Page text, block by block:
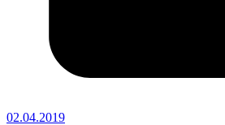
02.04.2019